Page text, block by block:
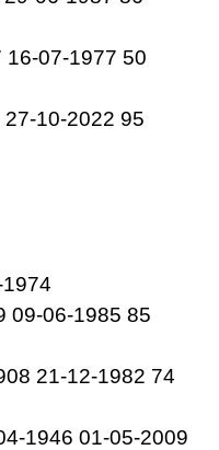
16-07-1977 50
10-2022 95
09-06-1985 85
21-12-1982 74
1946 01-05-2009